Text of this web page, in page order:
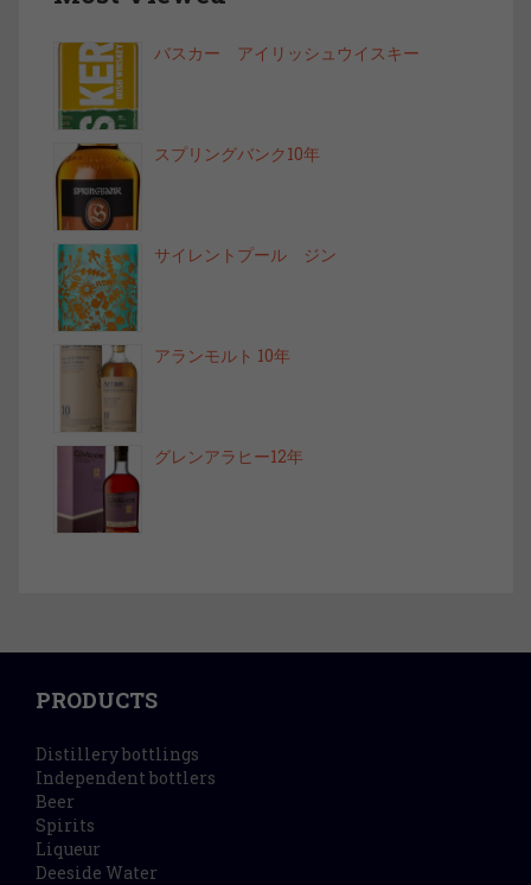
バスカー アイリッシュウイスキー
スプリングバンク10年
サイレントプール ジン
アランモルト 10年
グレンアラヒー12年
PRODUCTS
Distillery bottlings
Independent bottlers
Beer
Spirits
Liqueur
Deeside Water